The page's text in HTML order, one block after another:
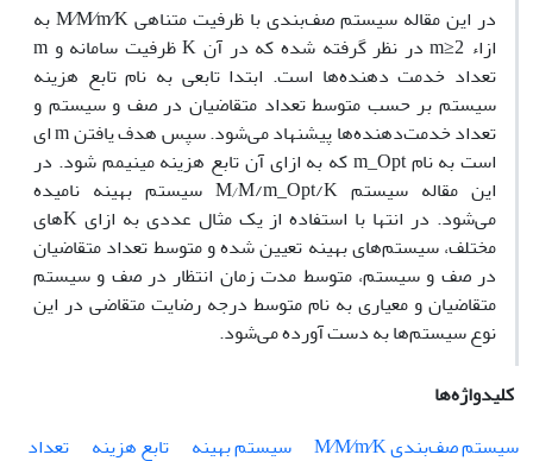
در این مقاله سیستم صف‌بندی با ظرفیت متناهی M∕M∕m∕K به
ازاء m≥2 در نظر گرفته شده که در آن K ظرفیت سامانه و m
تعداد خدمت دهنده‌ها است. ابتدا تابعی به نام تابع هزینه
سیستم بر حسب متوسط تعداد متقاضیان در صف و سیستم و
تعداد خدمت‌دهنده‌ها پیشنهاد می‌شود. سپس هدف یافتن m ای
است به نام m_Opt که به ازای آن تابع هزینه مینیمم شود. در
این مقاله سیستم M⁄M/m_Opt/K سیستم بهینه نامیده
می‌شود. در انتها با استفاده از یک مثال عددی به ازای Kهای
مختلف، سیستم‌های بهینه تعیین شده و متوسط تعداد متقاضیان
در صف و سیستم، متوسط مدت زمان انتظار در صف و سیستم
متقاضیان و معیاری به نام متوسط درجه رضایت متقاضی در این
نوع سیستم‌ها به دست آورده می‌شود.
کلیدواژه‌ها
سیستم صف‌بندی M∕M∕m∕K
سیستم بهینه تابع هزینه
تعداد